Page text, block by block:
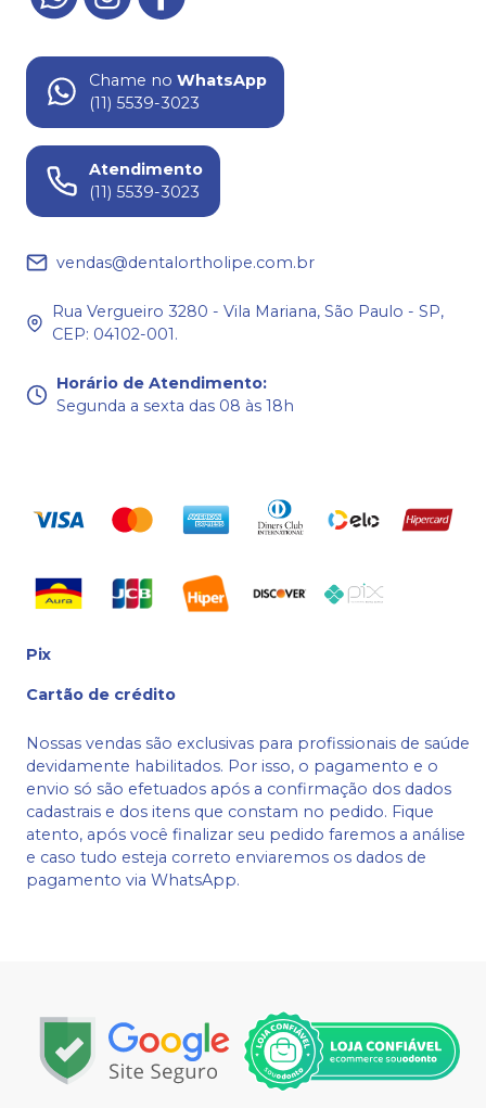
Chame no WhatsApp
(11) 5539-3023
Atendimento
(11) 5539-3023
vendas@dentalortholipe.com.br
Rua Vergueiro 3280 - Vila Mariana, São Paulo - SP,
CEP: 04102-001.
Horário de Atendimento:
Segunda a sexta das 08 às 18h
Pix
Cartão de crédito
Nossas vendas são exclusivas para profissionais de saúde
devidamente habilitados. Por isso, o pagamento e o
envio só são efetuados após a confirmação dos dados
cadastrais e dos itens que constam no pedido. Fique
atento, após você finalizar seu pedido faremos a análise
e caso tudo esteja correto enviaremos os dados de
pagamento via WhatsApp.